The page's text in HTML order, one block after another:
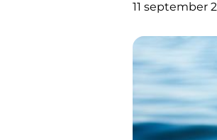
11 september